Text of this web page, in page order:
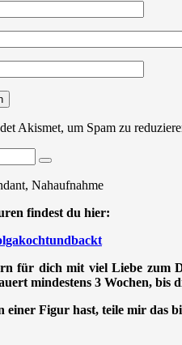
Akismet, um Spam zu
findest du hier:
für dich mit viel Liebe zum
mindestens 3 Wochen, bis
einer Figur hast, teile mir das